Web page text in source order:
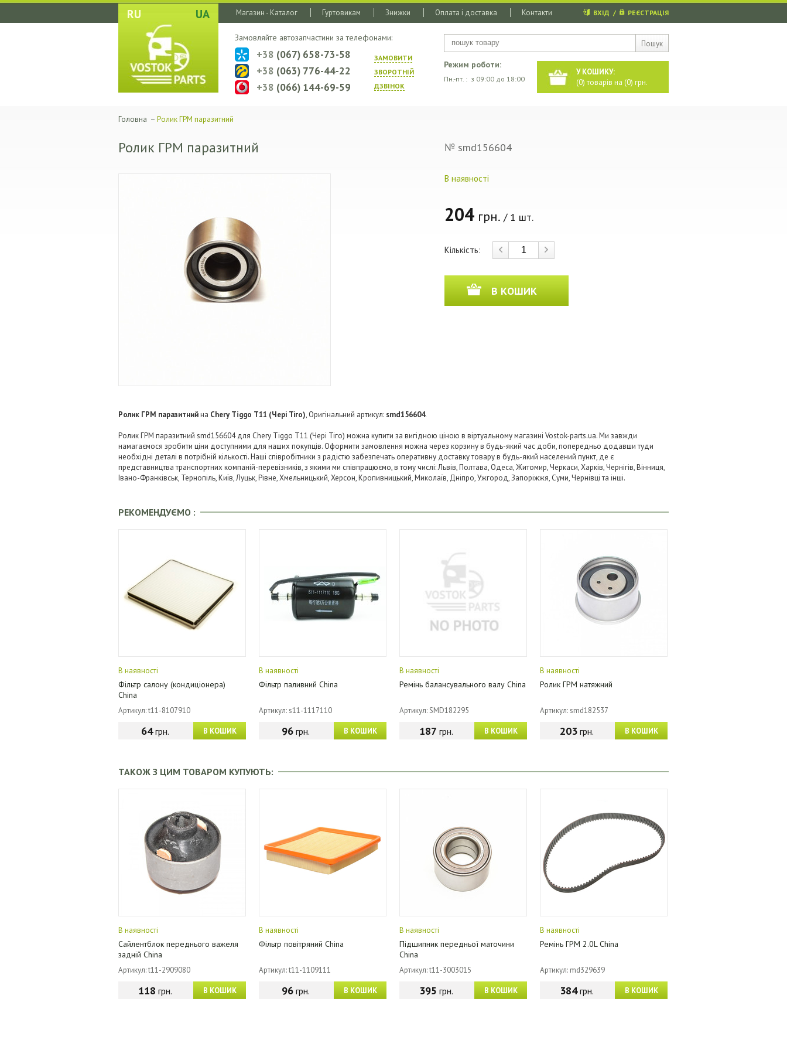
RU UA
Пошук
Магазин - Каталог Гуртовикам Знижки Оплата і доставка Контакти ВХІД / РЕЄСТРАЦІЯ
У КОШИКУ:
(0) товарів на (0) грн.
Режим роботи:
Пн.-пт. : з 09:00 до 18:00
Замовляйте автозапчастини за телефонами:
ЗАМОВИТИ
ЗВОРОТНIЙ
ДЗВIНОК
+38 (067) 658-73-58
+38 (063) 776-44-22
+38 (066) 144-69-59
Головна – Ролик ГРМ паразитний
Ролик ГРМ паразитний № smd156604
В наявності
204 грн. / 1 шт.
Кількість:
В КОШИК
Ролик ГРМ паразитнийна Chery Tiggo T11 (Чері Тіго), Оригінальний артикул: smd156604.
Ролик ГРМ паразитний smd156604 для Chery Tiggo T11 (Чері Тіго) можна купити за вигідною ціною в віртуальному магазині Vostok-parts.ua. Ми завжди
намагаємося зробити ціни доступними для наших покупців. Оформити замовлення можна через корзину в будь-який час доби, попередньо додавши туди
необхідні деталі в потрібній кількості. Наші співробітники з радістю забезпечать оперативну доставку товару в будь-який населений пункт, де є
представництва транспортних компаній-перевізників, з якими ми співпрацюємо, в тому числі: Львів, Полтава, Одеса, Житомир, Черкаси, Харків, Чернігів, Вінниця,
Івано-Франківськ, Тернопіль, Київ, Луцьк, Рівне, Хмельницький, Херсон, Кропивницький, Миколаїв, Дніпро, Ужгород, Запоріжжя, Суми, Чернівці та інші.
РЕКОМЕНДУЄМО :
В наявності
Фільтр салону (кондиціонера)
China
Артикул: t11-8107910
В КОШИК
64грн.
В наявності
Фільтр паливний China
Артикул: s11-1117110
В КОШИК
96грн.
В наявності
Ремінь балансувального валу China
Артикул: SMD182295
В КОШИК
187 грн.
В наявності
Ролик ГРМ натяжний
Артикул: smd182537
В КОШИК
203грн.
ТАКОЖ З ЦИМ ТОВАРОМ КУПУЮТЬ:
В наявності
Сайлентблок переднього важеля
задній China
Артикул: t11-2909080
В КОШИК
118 грн.
В наявності
Фільтр повітряний China
Артикул: t11-1109111
В КОШИК
96грн.
В наявності
Підшипник передньої маточини
China
Артикул: t11-3003015
В КОШИК
395 грн.
В наявності
Ремінь ГРМ 2.0L China
Артикул: md329639
В КОШИК
384грн.